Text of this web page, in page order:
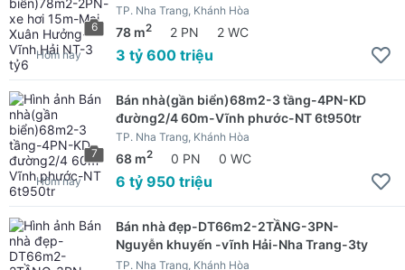
6
TP. Nha Trang, Khánh Hòa
78 m2 2 PN 2 WC
3 tỷ 600 triệu
Hôm nay
7
Bán nhà(gần biển)68m2-3 tầng-4PN-KD
đường2/4 60m-Vĩnh phước-NT 6t950tr
TP. Nha Trang, Khánh Hòa
68 m2 0 PN 0 WC
6 tỷ 950 triệu
Hôm nay
Bán nhà đẹp-DT66m2-2TẦNG-3PN-
Nguyễn khuyến -vĩnh Hải-Nha Trang-3ty
💥
TP. Nha Trang, Khánh Hòa